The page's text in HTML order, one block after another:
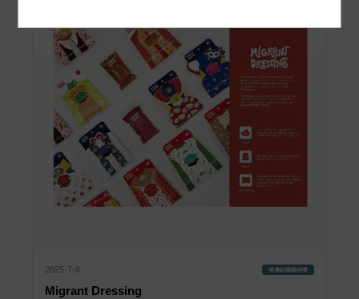
2023-02-21 動漫遊戲組優秀作品
呷厚哩飽
2021-03-17 動漫遊戲組優秀作品
2025-7-8 視傳組國際得獎
Migrant Dressing